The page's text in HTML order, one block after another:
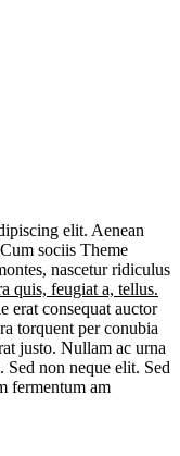
elit. Aenean
sociis Theme
nascetur ridiculus
quis, feugiat a, tellus.
erat consequat auctor
torquent per conubia
justo. Nullam ac urna
Sed non neque elit. Sed
fermentum am